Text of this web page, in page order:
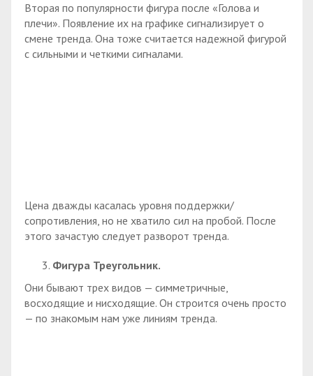
Вторая по популярности фигура после «Голова и
плечи». Появление их на графике сигнализирует о
смене тренда. Она тоже считается надежной фигурой
с сильными и четкими сигналами.
Цена дважды касалась уровня поддержки/
сопротивления, но не хватило сил на пробой. После
этого зачастую следует разворот тренда.
Фигура Треугольник.
Они бывают трех видов — симметричные,
восходящие и нисходящие. Он строится очень просто
— по знакомым нам уже линиям тренда.